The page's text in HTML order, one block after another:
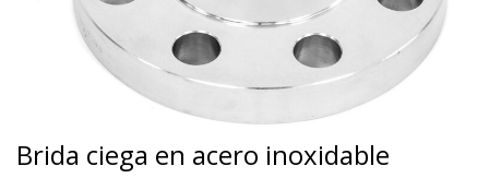
Brida ciega en acero inoxidable